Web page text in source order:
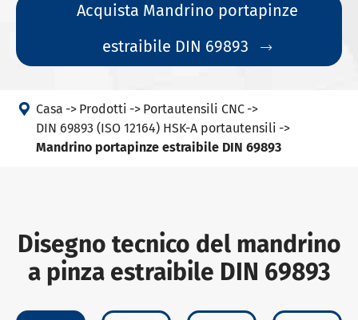
Acquista Mandrino portapinze
estraibile DIN 69893

 Casa Prodotti
Portautensili CNC
DIN 69893 (ISO 12164) HSK-A portautensili
Mandrino portapinze estraibile DIN 69893
Disegno tecnico del mandrino
a pinza estraibile DIN 69893